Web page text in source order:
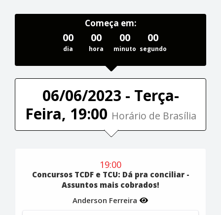
Começa em:
00
dia
00
hora
00
minuto
00
segundo
06/06/2023 - Terça-
Feira, 19:00 Horário de Brasília
19:00
Concursos TCDF e TCU: Dá pra conciliar -
Assuntos mais cobrados!
Anderson Ferreira